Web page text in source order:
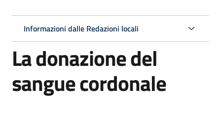
Argomenti
Servizi
Centri
Informazioni dalle Redazioni locali
La donazione del
sangue cordonale